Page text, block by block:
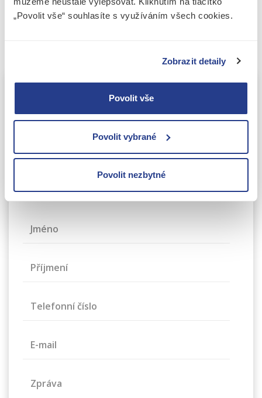
„Povolit vše“ souhlasíte s využíváním všech cookies.
Zobrazit detaily
Povolit vše
Povolit vybrané
Povolit nezbytné
S ADMINISTRATIVOU?
Kontaktní informace
Napište nám a my se Vámozveme do 24 hodin.
info@jake-james.cz
Revoluční 736/15, Praha 1
Jméno
Příjmení
Telefonní číslo
E-mail
Zpráva